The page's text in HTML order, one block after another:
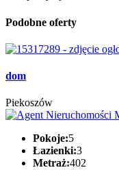
Podobne oferty
dom
Piekoszów
Pokoje:5
Łazienki:3
Metraż:402